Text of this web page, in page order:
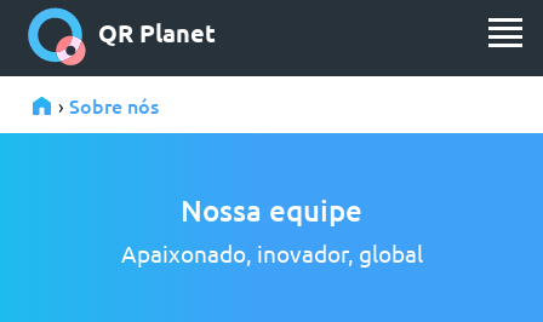
QR Planet
› Sobre nós
Nossa equipe
Apaixonado, inovador, global